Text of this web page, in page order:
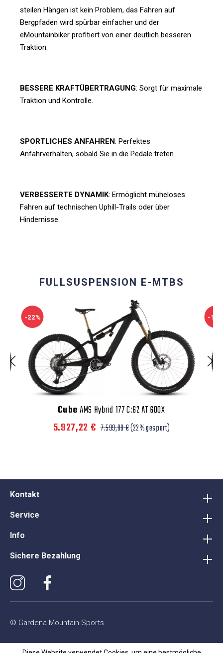
steilen Hängen ist kein Problem, das Fahren auf
Bergpfaden wird spürbar einfacher und der
eMountainbiker profitiert von einer deutlich besseren
Traktion.
BESSERE KRAFTÜBERTRAGUNG: Sorgt für maximale
Traktion und Kontrolle.
SPORTLICHES ANFAHREN: Perfektes
Anfahrverhalten, sobald Sie in die Pedale treten.
VERBESSERTE DYNAMIK: Ermöglicht müheloses
Fahren auf technischen Uphill-Trails oder über
Hindernisse.
FULLSUSPENSION E-MTBS
-22%
CubeAMS Hybrid 177 C:62 AT 600X
5.927,22 € 7.599,00 €(22% gespart)
-10%
Kontakt
Service
Info
Sichere Bezahlung
© Gardena Mountain Sports